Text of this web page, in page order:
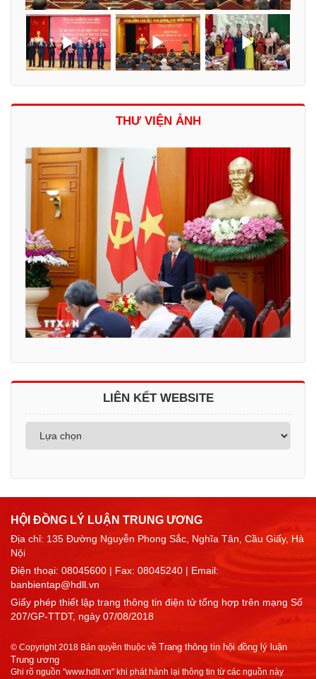
THƯ VIỆN ẢNH
LIÊN KẾT WEBSITE
HỘI ĐỒNG LÝ LUẬN TRUNG ƯƠNG
Địa chỉ: 135 Đường Nguyễn Phong Sắc, Nghĩa Tân, Cầu Giấy, Hà
Nội
Điện thoại: 08045600 | Fax: 08045240 | Email:
banbientap@hdll.vn
Giấy phép thiết lập trang thông tin điện tử tổng hợp trên mạng Số
207/GP-TTDT, ngày 07/08/2018
© Copyright 2018 Bản quyền thuộc về Trang thông tin hội đồng lý luận
Trung ương
Ghi rõ nguồn "www.hdll.vn" khi phát hành lại thông tin từ các nguồn này